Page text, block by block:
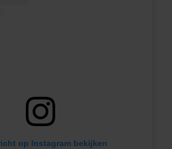
op Instagram bekijken